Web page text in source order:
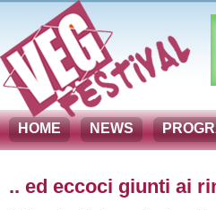
HOME NEWS
.. ed eccoci giunti ai